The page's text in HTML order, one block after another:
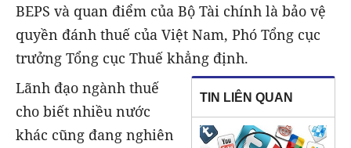
BEPS và quan điểm của Bộ Tài chính là bảo vệ
quyền đánh thuế của Việt Nam, Phó Tổng cục
trưởng Tổng cục Thuế khẳng định.
TIN LIÊN QUAN
Lãnh đạo ngành thuế
cho biết nhiều nước
khác cũng đang nghiên